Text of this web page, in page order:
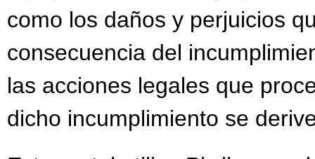
como los daños y perjuicios
consecuencia del
las acciones legales que
dicho incumplimiento se